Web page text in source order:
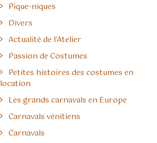
Pique-niques
Divers
Actualité de l'Atelier
Passion de Costumes
Petites histoires des costumes en
location
Les grands carnavals en Europe
Carnavals vénitiens
Carnavals